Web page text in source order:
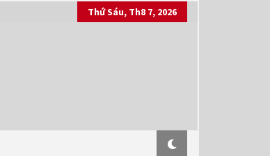
Thứ Sáu, Th8 7, 2026